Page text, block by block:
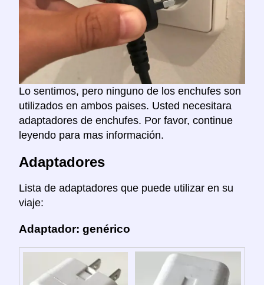
Lo sentimos, pero ninguno de los enchufes son
utilizados en ambos paises. Usted necesitara
adaptadores de enchufes. Por favor, continue
leyendo para mas información.
Adaptadores
Lista de adaptadores que puede utilizar en su
viaje:
Adaptador: genérico